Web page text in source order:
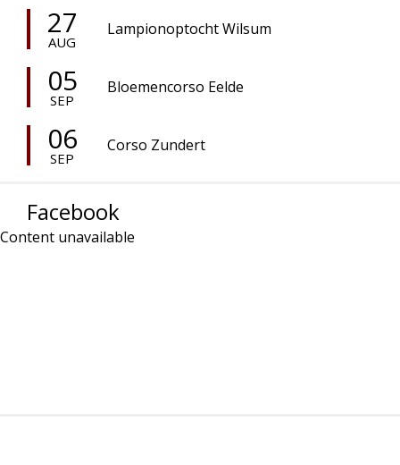
27
AUG
Lampionoptocht Wilsum
05
SEP
Bloemencorso Eelde
06
SEP
Corso Zundert
Facebook
Content unavailable